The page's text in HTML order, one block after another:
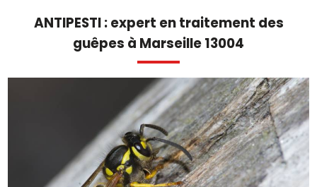
ANTIPESTI : expert en traitement des
guêpes à Marseille 13004